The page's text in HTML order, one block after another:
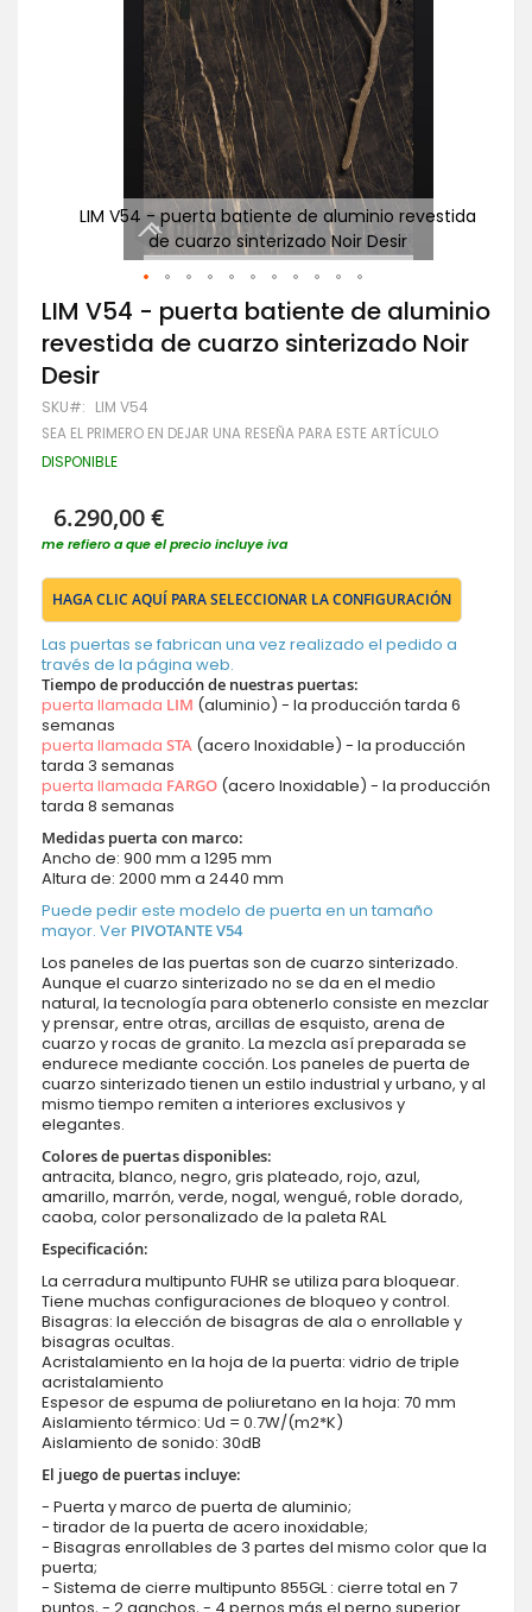
LIM V54 - puerta batiente de aluminio revestida
de cuarzo sinterizado Noir Desir
Saltar
al
comienzo
de
la
galería
de
imágenes
LIM V54 - puerta batiente de aluminio
revestida de cuarzo sinterizado Noir
Desir
SKU LIM V54
SEA EL PRIMERO EN DEJAR UNA RESEÑA PARA ESTE ARTÍCULO
DISPONIBLE
6.290,00 €
me refiero a que el precio incluye iva
HAGA CLIC AQUÍ PARA SELECCIONAR LA CONFIGURACIÓN
Las puertas se fabrican una vez realizado el pedido a
través de la página web.
Tiempo de producción de nuestras puertas:
puerta llamada LIM (aluminio) - la producción tarda 6
semanas
puerta llamada STA (acero Inoxidable) - la producción
tarda 3 semanas
puerta llamada FARGO (acero Inoxidable) - la producción
tarda 8 semanas
Medidas puerta con marco:
Ancho de: 900 mm a 1295 mm
Altura de: 2000 mm a 2440 mm
Puede pedir este modelo de puerta en un tamaño
mayor. Ver PIVOTANTE V54
Los paneles de las puertas son de cuarzo sinterizado.
Aunque el cuarzo sinterizado no se da en el medio
natural, la tecnología para obtenerlo consiste en mezclar
y prensar, entre otras, arcillas de esquisto, arena de
cuarzo y rocas de granito. La mezcla así preparada se
endurece mediante cocción. Los paneles de puerta de
cuarzo sinterizado tienen un estilo industrial y urbano, y al
mismo tiempo remiten a interiores exclusivos y
elegantes.
Colores de puertas disponibles:
antracita, blanco, negro, gris plateado, rojo, azul,
amarillo, marrón, verde, nogal, wengué, roble dorado,
caoba, color personalizado de la paleta RAL
Especificación:
La cerradura multipunto FUHR se utiliza para bloquear.
Tiene muchas configuraciones de bloqueo y control.
Bisagras: la elección de bisagras de ala o enrollable y
bisagras ocultas.
Acristalamiento en la hoja de la puerta: vidrio de triple
acristalamiento
Espesor de espuma de poliuretano en la hoja: 70 mm
Aislamiento térmico: Ud = 0.7W/(m2*K)
Aislamiento de sonido: 30dB
El juego de puertas incluye:
- Puerta y marco de puerta de aluminio;
- tirador de la puerta de acero inoxidable;
- Bisagras enrollables de 3 partes del mismo color que la
puerta;
- Sistema de cierre multipunto 855GL : cierre total en 7